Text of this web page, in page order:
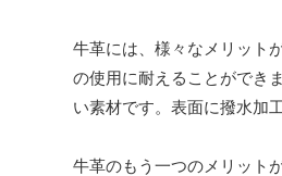
牛革には、様々なメリット
の使用に耐えることができ
い素材です。表面に撥水加
牛革のもう一つのメリット